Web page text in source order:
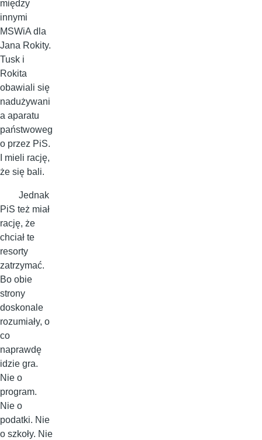
między
innymi
MSWiA dla
Jana Rokity.
Tusk i
Rokita
obawiali się
nadużywani
a aparatu
państwoweg
o przez PiS.
I mieli rację,
że się bali.
Jednak
PiS też miał
rację, że
chciał te
resorty
zatrzymać.
Bo obie
strony
doskonale
rozumiały, o
co
naprawdę
idzie gra.
Nie o
program.
Nie o
podatki. Nie
o szkoły. Nie